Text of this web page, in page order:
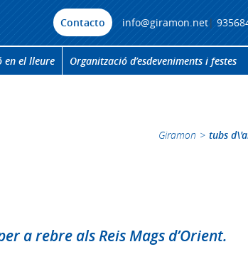
Contacto info@giramon.net|
en el lleure Organització d’esdeveniments i festes
Giramon > tubs
a rebre als Reis Mags d’Orient.